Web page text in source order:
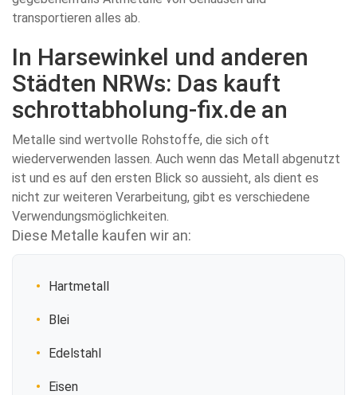
transportieren alles ab.
In Harsewinkel und anderen
Städten NRWs: Das kauft
schrottabholung-fix.de an
Metalle sind wertvolle Rohstoffe, die sich oft
wiederverwenden lassen. Auch wenn das Metall abgenutzt
ist und es auf den ersten Blick so aussieht, als dient es
nicht zur weiteren Verarbeitung, gibt es verschiedene
Verwendungsmöglichkeiten.
Diese Metalle kaufen wir an:
Hartmetall
Blei
Edelstahl
Eisen